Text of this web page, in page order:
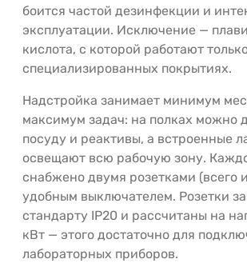
боится частой дезинфекции и
эксплуатации. Исключение —
кислота, с которой работают
специализированных покрытиях.
Надстройка занимает минимум
максимум задач: на полках можно
посуду и реактивы, а встроенные
освещают всю рабочую зону.
снабжено двумя розетками (всего
удобным выключателем. Розетки
стандарту IP20 и рассчитаны на
кВт — этого достаточно для
лабораторных приборов.